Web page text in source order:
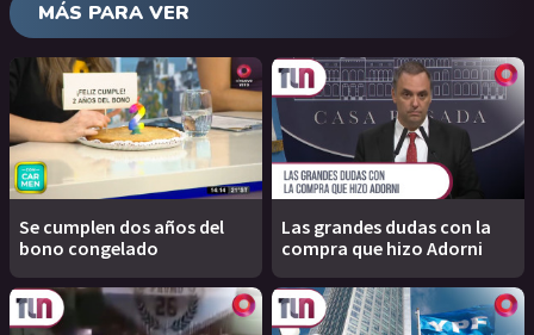
MÁS PARA VER
Se cumplen dos años del
bono congelado
Las grandes dudas con la
compra que hizo Adorni